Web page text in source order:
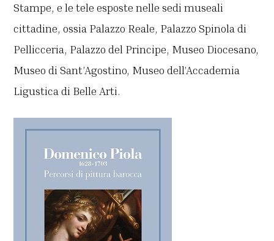
Stampe, e le tele esposte nelle sedi museali
cittadine, ossia Palazzo Reale, Palazzo Spinola di
Pellicceria, Palazzo del Principe, Museo Diocesano,
Museo di Sant’Agostino, Museo dell’Accademia
Ligustica di Belle Arti.